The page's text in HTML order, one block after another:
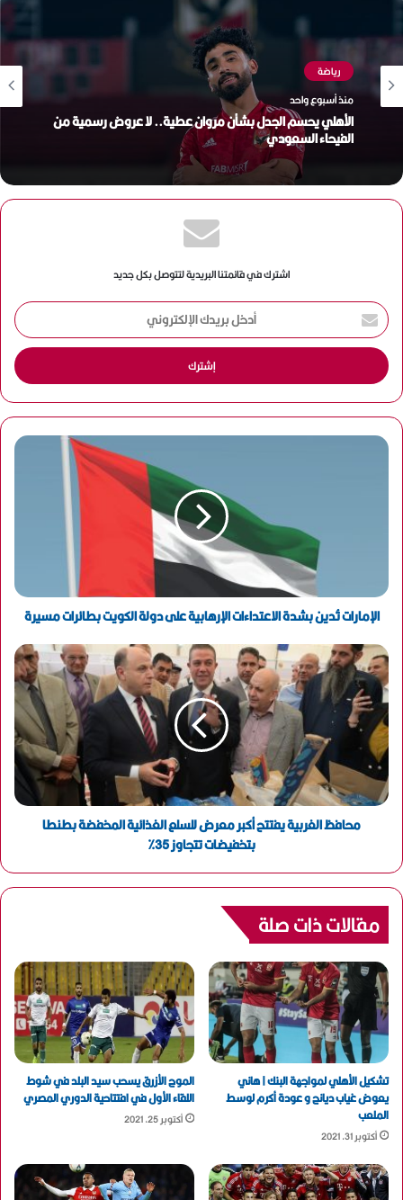
رياضة
منذ أسبوع واحد
الأهلي يحسم الجدل بشأن مروان عطية.. لا عروض رسمية من
الفيحاء السعودي
اشترك في قائمتنا البريدية لتتوصل بكل جديد
أ
د
خ
ل
ر
د
ر
ي
الإمارات تُدين بشدة الاعتداءات الإرهابية على دولة الكويت بطائرات مسيرة
محافظ الغربية يفتتح أكبر معرض للسلع الغذائية المخفضة بطنطا
بتخفيضات تتجاوز 35%
مقالات ذات صلة
تشكيل الأهلي لمواجهة البنك | هاني
يعوض غياب ديانج و عودة أكرم لوسط
الملعب
أكتوبر 31, 2021
الموج الأزرق يسحب سيد البلد في شوط
اللقاء الأول في افتتاحية الدوري المصري
أكتوبر 25, 2021